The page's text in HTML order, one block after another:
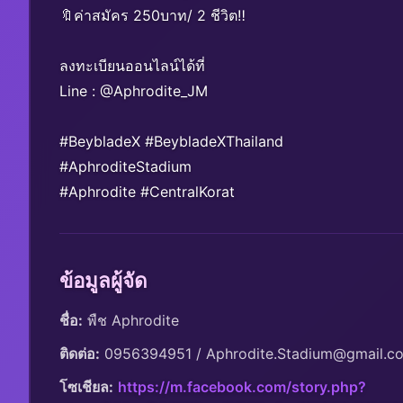
🔖ค่าสมัคร 250บาท/ 2 ชีวิต‼️
ลงทะเบียนออนไลน์ได้ที่
Line : @Aphrodite_JM
#BeybladeX #BeybladeXThailand
#AphroditeStadium
#Aphrodite #CentralKorat
ข้อมูลผู้จัด
ชื่อ: พืช Aphrodite
ติดต่อ: 0956394951 /
โซเชียล: https://m.facebook.com/story.php?